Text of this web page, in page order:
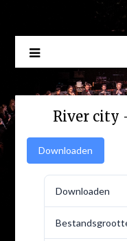
River city
Downloaden
Downloaden